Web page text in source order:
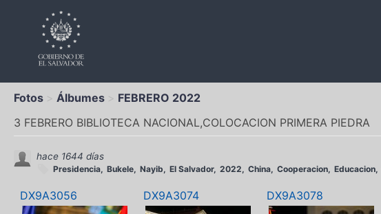
Fotos Álbumes
FEBRERO 2022
3 FEBRERO BIBLIOTECA NACIONAL,COLOCACION PRIMERA PIEDRA
hace 1644 días
Presidencia Bukele Nayib El Salvador 2022 China Cooperacion Educacion
DX9A3056 DX9A3074 DX9A3078